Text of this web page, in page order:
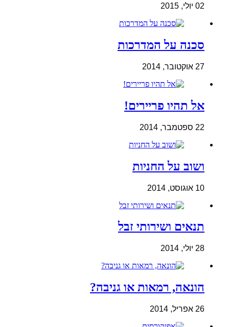
02 יולי, 2015
סכנה על המדרכות
27 אוקטובר, 2014
אל תהיו פריירים!
22 ספטמבר, 2014
ושוב על החניות
10 אוגוסט, 2014
תנאים ושירותי זבל
28 יולי, 2014
הונאה, רמאות או גניבה?
26 אפריל, 2014